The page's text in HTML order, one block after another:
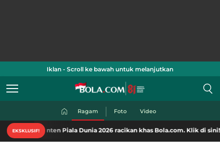
Iklan - Scroll ke bawah untuk melanjutkan
Ragam Foto Video
EKSKLUSIF!
Piala Dunia 2026 racikan khas Bola.com. Klik di sini!